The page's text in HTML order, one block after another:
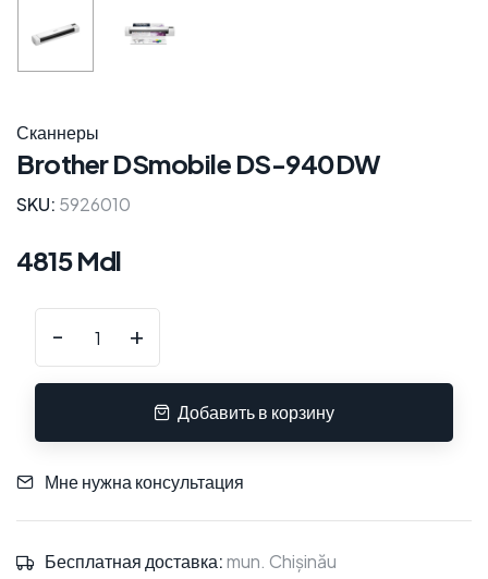
Сканнеры
Brother DSmobile DS-940DW
SKU: 5926010
4815 Mdl
- +
Добавить в корзину
Мне нужна консультация
Бесплатная доставка:mun. Chișinău